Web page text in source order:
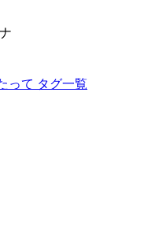
って タグ一覧